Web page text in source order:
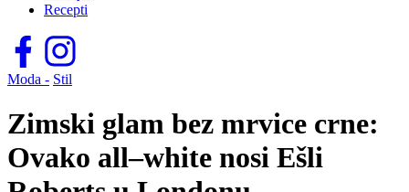
Recepti
Moda - Stil
Zimski glam bez mrvice crne:
Ovako all–white nosi Ešli